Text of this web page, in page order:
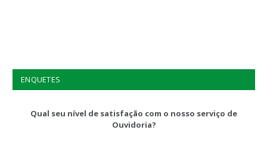
ENQUETES
Qual seu nível de satisfação com o nosso serviço de
Ouvidoria?